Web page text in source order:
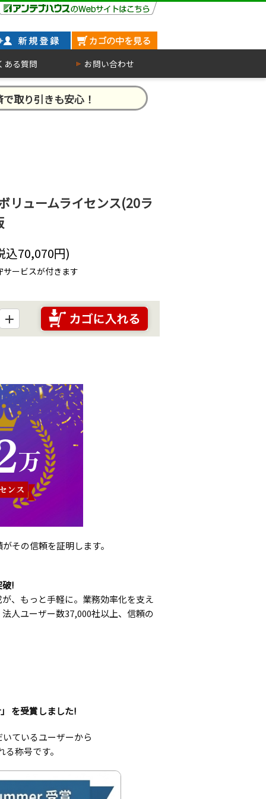
ある質問 お問い合わせ
取り引きも安心！
リュームライセンス(20ラ
込70,070円)
ービスが付きます
＋
その信頼を証明します。
破!
、もっと手軽に。業務効率化を支え
人ユーザー数37,000社以上、信頼の
を受賞しました!
ているユーザーから
称号です。